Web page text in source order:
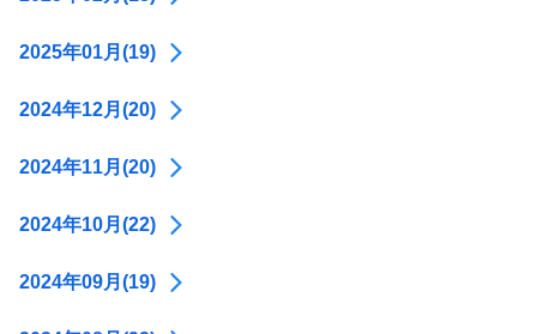
2025年01月(19)
2024年12月(20)
2024年11月(20)
2024年10月(22)
2024年09月(19)